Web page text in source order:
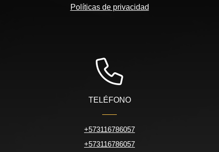
Políticas de privacidad
TELÉFONO
+573116786057
+573116786057